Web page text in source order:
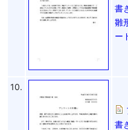
書
雛
ー
10.
書